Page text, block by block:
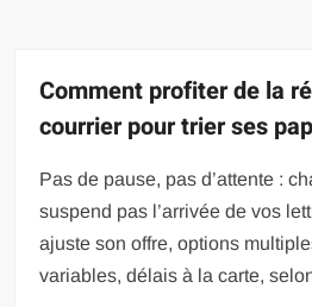
Comment profiter de la
courrier pour trier ses
Pas de pause, pas d’attente :
suspend pas l’arrivée de vos
ajuste son offre, options
variables, délais à la carte,